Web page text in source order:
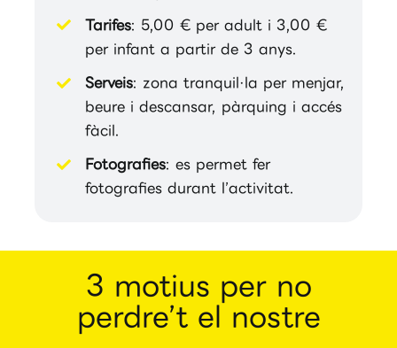
Tarifes: 5,00 € per adult i 3,00 €
per infant a partir de 3 anys.
Serveis: zona tranquil·la per menjar,
beure i descansar, pàrquing i accés
fàcil.
Fotografies: es permet fer
fotografies durant l’activitat.
3 motius per no
perdre’t el nostre